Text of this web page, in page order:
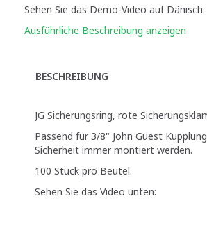
Sehen Sie das Demo-Video auf Dänisch.
Ausführliche Beschreibung anzeigen
BESCHREIBUNG
JG Sicherungsring, rote
Passend für 3/8" John Guest
Sicherheit immer montiert werden.
100 Stück pro Beutel.
Sehen Sie das Video unten: